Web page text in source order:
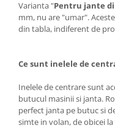
Varianta "Pentru jante
mm, nu are "umar".
din tabla, indiferent de
Ce sunt inelele de
Inelele de centrare sunt
butucul masinii si janta.
perfect janta pe butuc si
simte in volan, de obicei